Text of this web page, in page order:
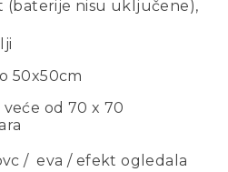
(baterije nisu uključene),
50x50cm
od 70 x 70
/ eva / efekt ogledala